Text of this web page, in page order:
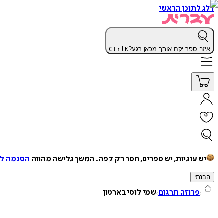
דלג לתוכן הראשי
איזה ספר יקח אותך מכאן רגע? CtrlK
יש עוגיות, יש ספרים, חסר רק קפה. המשך גלישה מהווה הסכמה
הבנתי
פרוזה תרגום שמי לוסי בארטון